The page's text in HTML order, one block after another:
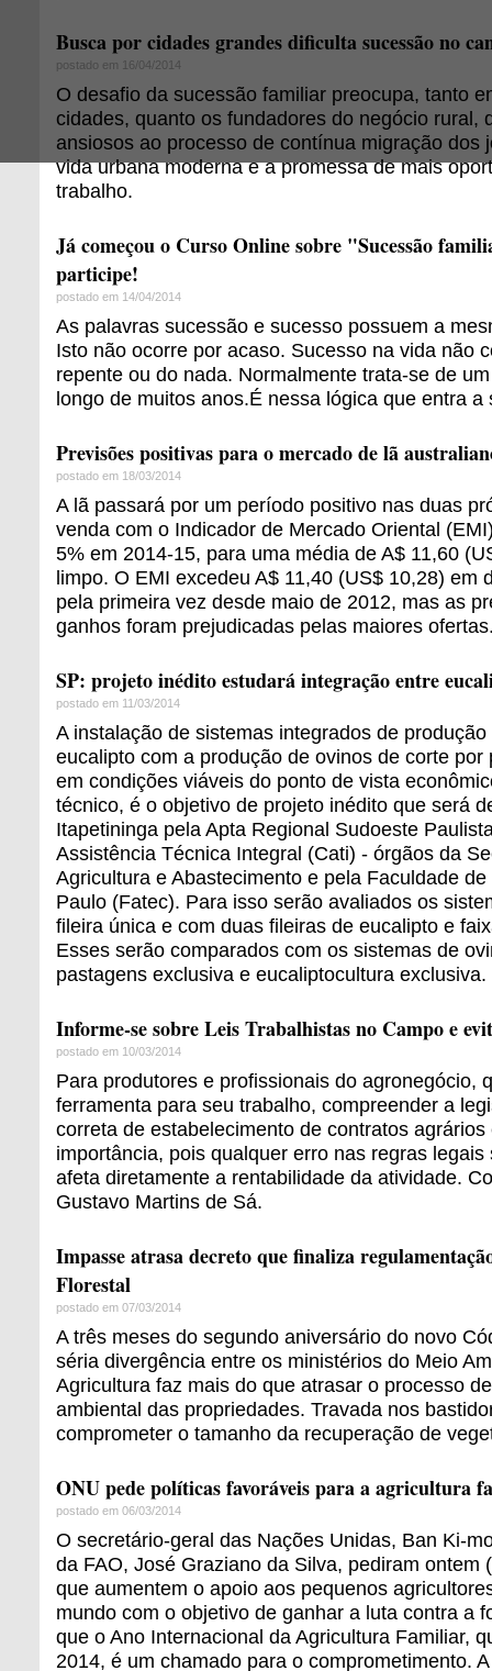
Busca por cidades grandes dificulta sucessão no
postado em 16/04/2014
O desafio da sucessão familiar preocupa, tanto
cidades, quanto os fundadores do negócio rural,
ansiosos ao processo de contínua migração dos
vida urbana moderna e a promessa de mais
trabalho.
Já começou o Curso Online sobre "Sucessão
participe!
postado em 14/04/2014
As palavras sucessão e sucesso possuem a
Isto não ocorre por acaso. Sucesso na vida não
repente ou do nada. Normalmente trata-se de
longo de muitos anos.É nessa lógica que entra a
Previsões positivas para o mercado de lã
postado em 18/03/2014
A lã passará por um período positivo nas duas
venda com o Indicador de Mercado Oriental
5% em 2014-15, para uma média de A$ 11,60
limpo. O EMI excedeu A$ 11,40 (US$ 10,28) em
pela primeira vez desde maio de 2012, mas as
ganhos foram prejudicadas pelas maiores
SP: projeto inédito estudará integração entre
postado em 11/03/2014
A instalação de sistemas integrados de
eucalipto com a produção de ovinos de corte por
em condições viáveis do ponto de vista
técnico, é o objetivo de projeto inédito que será
Itapetininga pela Apta Regional Sudoeste
Assistência Técnica Integral (Cati) - órgãos da
Agricultura e Abastecimento e pela Faculdade
Paulo (Fatec). Para isso serão avaliados os
fileira única e com duas fileiras de eucalipto e
Esses serão comparados com os sistemas de
pastagens exclusiva e eucaliptocultura exclusiva.
Informe-se sobre Leis Trabalhistas no Campo e
postado em 10/03/2014
Para produtores e profissionais do agronegócio,
ferramenta para seu trabalho, compreender a
correta de estabelecimento de contratos
importância, pois qualquer erro nas regras
afeta diretamente a rentabilidade da atividade.
Gustavo Martins de Sá.
Impasse atrasa decreto que finaliza
Florestal
postado em 07/03/2014
A três meses do segundo aniversário do novo
séria divergência entre os ministérios do Meio
Agricultura faz mais do que atrasar o processo
ambiental das propriedades. Travada nos
comprometer o tamanho da recuperação de
ONU pede políticas favoráveis para a agricultura
postado em 06/03/2014
O secretário-geral das Nações Unidas, Ban Ki-
da FAO, José Graziano da Silva, pediram ontem
que aumentem o apoio aos pequenos
mundo com o objetivo de ganhar a luta contra a
que o Ano Internacional da Agricultura Familiar,
2014, é um chamado para o comprometimento.